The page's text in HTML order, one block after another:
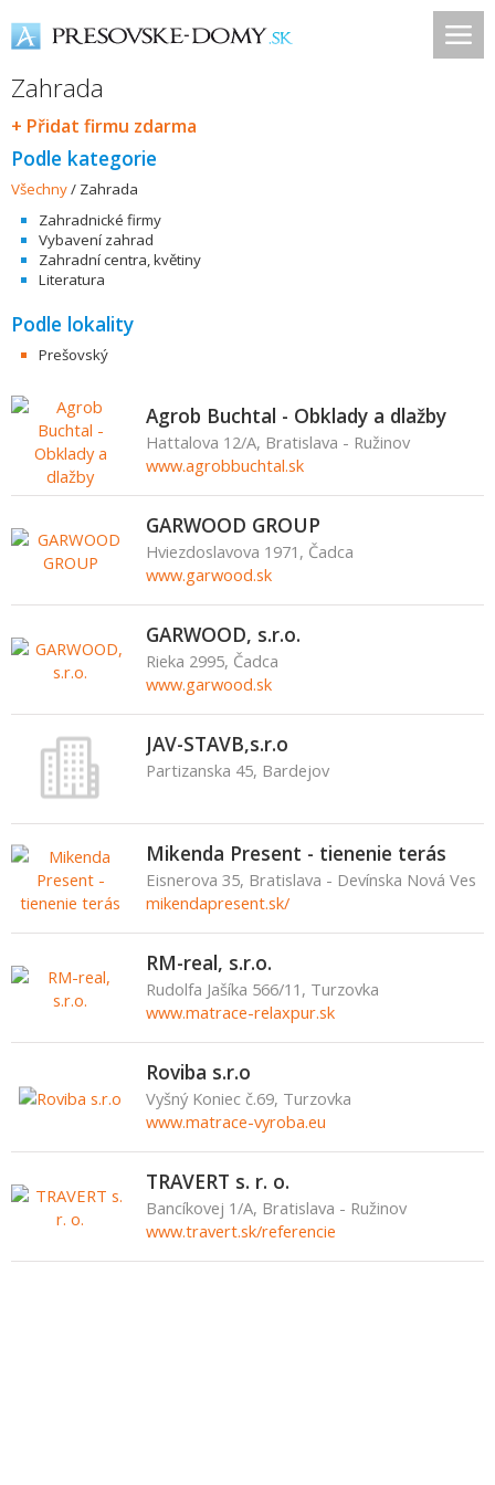
Zahrada
+ Přidat firmu zdarma
Podle kategorie
Všechny/ Zahrada
Zahradnické firmy
Vybavení zahrad
Zahradní centra, květiny
Literatura
Podle lokality
Prešovský
Agrob Buchtal - Obklady a dlažby
Hattalova 12/A, Bratislava - Ružinov
www.agrobbuchtal.sk
GARWOOD GROUP
Hviezdoslavova 1971, Čadca
www.garwood.sk
GARWOOD, s.r.o.
Rieka 2995, Čadca
www.garwood.sk
JAV-STAVB,s.r.o
Partizanska 45, Bardejov
Mikenda Present - tienenie terás
Eisnerova 35, Bratislava - Devínska Nová Ves
mikendapresent.sk/
RM-real, s.r.o.
Rudolfa Jašíka 566/11, Turzovka
www.matrace-relaxpur.sk
Roviba s.r.o
Vyšný Koniec č.69, Turzovka
www.matrace-vyroba.eu
TRAVERT s. r. o.
Bancíkovej 1/A, Bratislava - Ružinov
www.travert.sk/referencie